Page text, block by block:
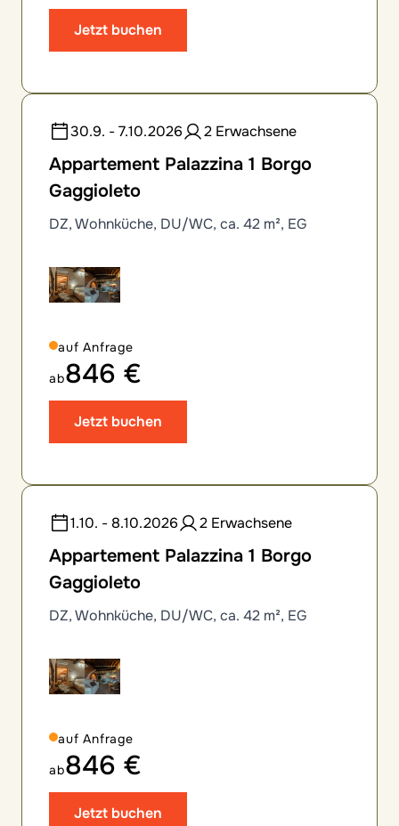
Jetzt buchen
30.9. - 7.10.2026 2 Erwachsene
Appartement Palazzina 1 Borgo
Gaggioleto
DZ, Wohnküche, DU/WC, ca. 42 m², EG
auf Anfrage
ab846 €
Jetzt buchen
1.10. - 8.10.2026 2 Erwachsene
Appartement Palazzina 1 Borgo
Gaggioleto
DZ, Wohnküche, DU/WC, ca. 42 m², EG
auf Anfrage
ab846 €
Jetzt buchen